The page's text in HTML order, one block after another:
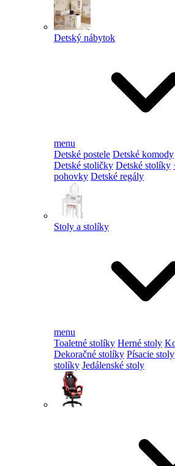
Detský nábytok
menu
Detské postele Detské komody
Detské stoličky Detské stolíky
pohovky Detské regály
Stoly a stolíky
menu
Toaletné stolíky Herné stoly
Dekoračné stolíky Písacie stoly
stolíky Jedálenské stoly